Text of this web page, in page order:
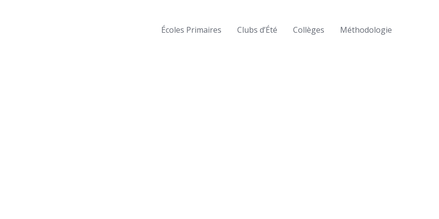
Écoles Primaires Clubs d’Été Collèges Méthodologie